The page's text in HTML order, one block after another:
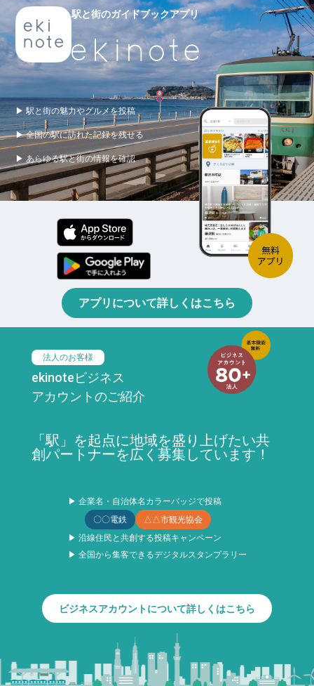
駅と街のガイドブックアプリ
▶ 駅と街の魅力やグルメを投稿
▶ 全国の駅に訪れた記録を残せる
▶ あらゆる駅と街の情報を確認
アプリについて詳しくはこちら
法人のお客様
ekinoteビジネス
アカウントのご紹介
「駅」を起点に地域を盛り上げたい共
創パートナーを広く募集しています！
▶ 企業名・自治体名カラーバッジで投稿
〇〇電鉄
△△市観光協会
▶ 沿線住民と共創する投稿キャンペーン
▶ 全国から集客できるデジタルスタンプラリー
ビジネスアカウントについて詳しくはこちら